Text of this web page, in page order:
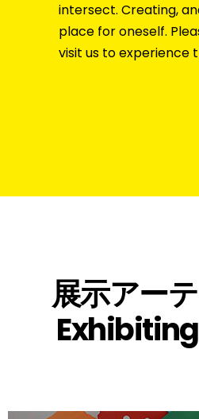
intersect. Creating,
place for oneself.
visit us to experience
展示アー